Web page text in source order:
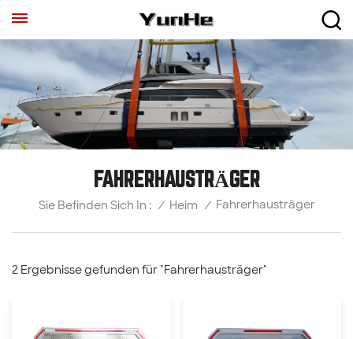
FAHRERHAUSTRÄGER
Sie Befinden Sich In : / Heim / Fahrerhausträger
2 Ergebnisse gefunden für "Fahrerhausträger"